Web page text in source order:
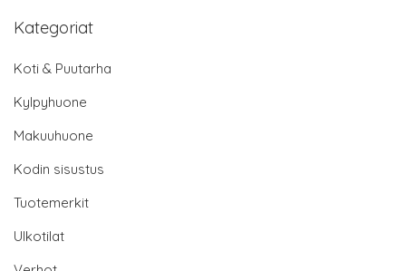
Kategoriat
Koti & Puutarha
Kylpyhuone
Makuuhuone
Kodin sisustus
Tuotemerkit
Ulkotilat